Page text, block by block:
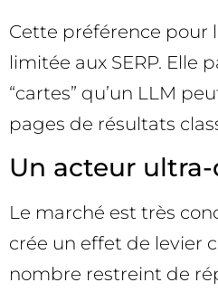
Cette préférence pour
limitée aux SERP. Elle
“cartes” qu’un LLM
pages de résultats
Un acteur
Le marché est très
crée un effet de levier
nombre restreint de